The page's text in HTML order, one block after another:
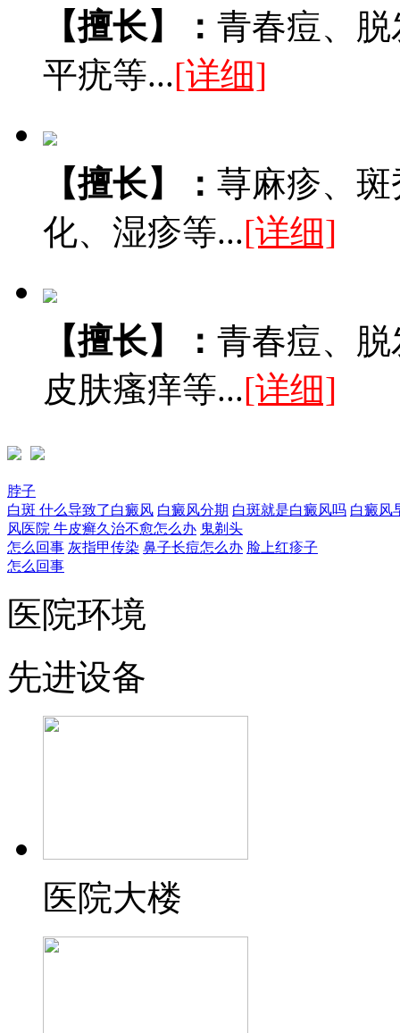
【擅长】： 青春痘、
平疣等...[详细]
【擅长】： 荨麻疹、
化、湿疹等...[详细]
【擅长】： 青春痘、
皮肤瘙痒等...[详细]
脖子
白斑 什么导致了白癜风 白癜风分期 白斑就是白癜风吗 白癜风
风医院 牛皮癣久治不愈怎么办 鬼剃头
怎么回事 灰指甲传染 鼻子长痘怎么办 脸上红疹子
怎么回事
医院环境
先进设备
医院大楼